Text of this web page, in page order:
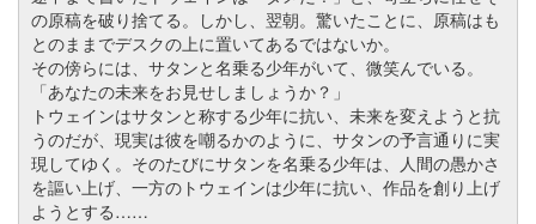
の原稿を破り捨てる。しかし、翌朝。驚いたことに、原稿はも
とのままでデスクの上に置いてあるではないか。
その傍らには、サタンと名乗る少年がいて、微笑んでいる。
「あなたの未来をお見せしましょうか？」
トウェインはサタンと称する少年に抗い、未来を変えようと抗
うのだが、現実は彼を嘲るかのように、サタンの予言通りに実
現してゆく。そのたびにサタンを名乗る少年は、人間の愚かさ
を謳い上げ、一方のトウェインは少年に抗い、作品を創り上げ
ようとする……